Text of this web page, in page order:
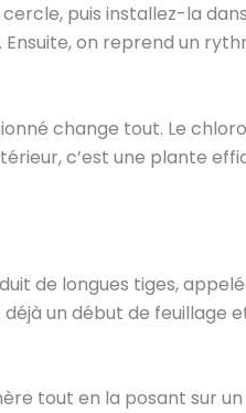
puis installez-la
on reprend un
change tout. Le
c’est une plante
de longues tiges,
un début de feuillage
tout en la posant sur